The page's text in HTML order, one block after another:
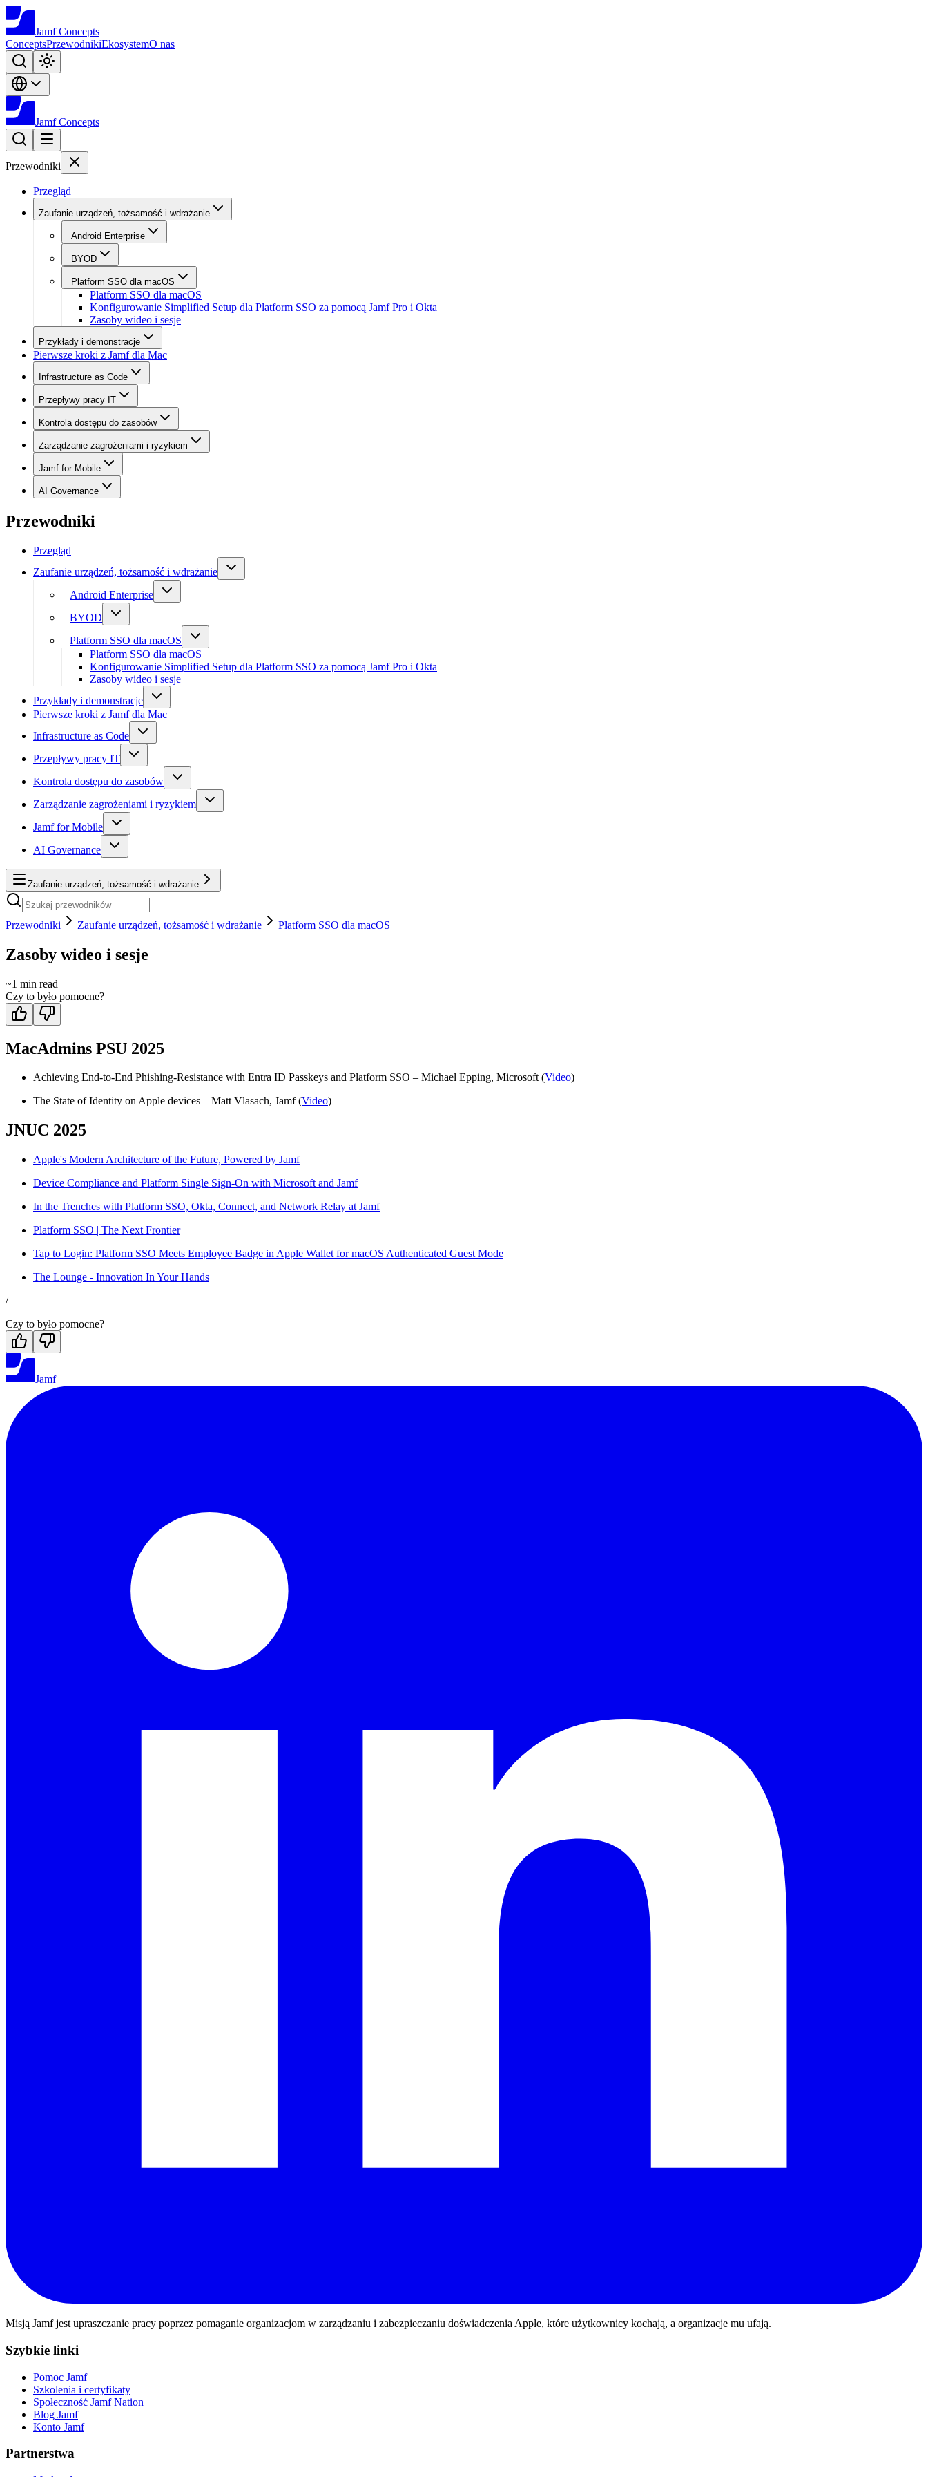
Jamf Concepts
ConceptsPrzewodnikiEkosystemO nas
Jamf Concepts
Przewodniki
Przegląd
Zaufanie urządzeń, tożsamość i wdrażanie
Android Enterprise
BYOD
Platform SSO dla macOS
Platform SSO dla macOS
Konfigurowanie Simplified Setup dla Platform SSO za pomocą Jamf Pro i Okta
Zasoby wideo i sesje
Przykłady i demonstracje
Pierwsze kroki z Jamf dla Mac
Infrastructure as Code
Przepływy pracy IT
Kontrola dostępu do zasobów
Zarządzanie zagrożeniami i ryzykiem
Jamf for Mobile
AI Governance
Przewodniki
Przegląd
Zaufanie urządzeń, tożsamość i wdrażanie
Android Enterprise
BYOD
Platform SSO dla macOS
Platform SSO dla macOS
Konfigurowanie Simplified Setup dla Platform SSO za pomocą Jamf Pro i Okta
Zasoby wideo i sesje
Przykłady i demonstracje
Pierwsze kroki z Jamf dla Mac
Infrastructure as Code
Przepływy pracy IT
Kontrola dostępu do zasobów
Zarządzanie zagrożeniami i ryzykiem
Jamf for Mobile
AI Governance
Zaufanie urządzeń, tożsamość i wdrażanie
Przewodniki Zaufanie urządzeń, tożsamość i wdrażanie Platform SSO dla macOS
Zasoby wideo i sesje
~1 min read
Czy to było pomocne?
MacAdmins PSU 2025
Achieving End-to-End Phishing-Resistance with Entra ID Passkeys and Platform SSO – Michael Epping, Microsoft (Video)
The State of Identity on Apple devices – Matt Vlasach, Jamf (Video)
JNUC 2025
Apple's Modern Architecture of the Future, Powered by Jamf
Device Compliance and Platform Single Sign-On with Microsoft and Jamf
In the Trenches with Platform SSO, Okta, Connect, and Network Relay at Jamf
Platform SSO | The Next Frontier
Tap to Login: Platform SSO Meets Employee Badge in Apple Wallet for macOS Authenticated Guest Mode
The Lounge - Innovation In Your Hands
/
Czy to było pomocne?
Jamf
Misją Jamf jest upraszczanie pracy poprzez pomaganie organizacjom w zarządzaniu i zabezpieczaniu doświadczenia Apple, które użytkownicy kochają, a organizacje mu ufają.
Szybkie linki
Pomoc Jamf
Szkolenia i certyfikaty
Społeczność Jamf Nation
Blog Jamf
Konto Jamf
Partnerstwa